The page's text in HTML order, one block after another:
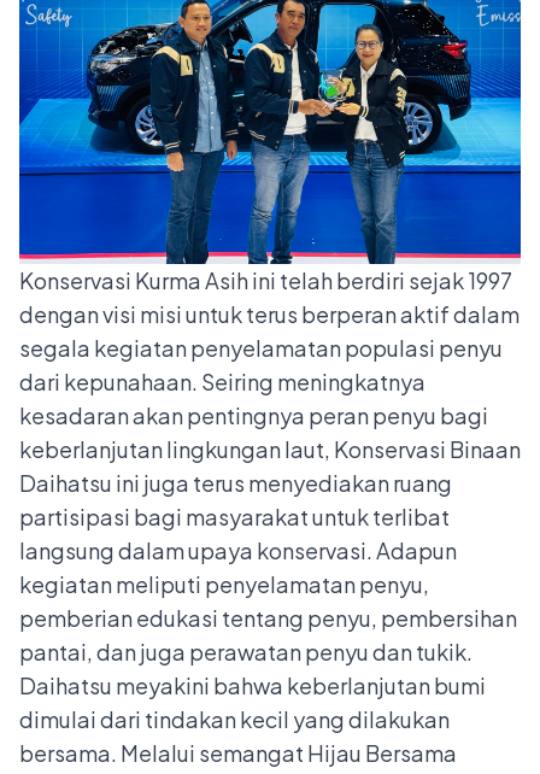
Konservasi Kurma Asih ini telah berdiri sejak 1997
dengan visi misi untuk terus berperan aktif dalam
segala kegiatan penyelamatan populasi penyu
dari kepunahaan. Seiring meningkatnya
kesadaran akan pentingnya peran penyu bagi
keberlanjutan lingkungan laut, Konservasi Binaan
Daihatsu ini juga terus menyediakan ruang
partisipasi bagi masyarakat untuk terlibat
langsung dalam upaya konservasi. Adapun
kegiatan meliputi penyelamatan penyu,
pemberian edukasi tentang penyu, pembersihan
pantai, dan juga perawatan penyu dan tukik.
Daihatsu meyakini bahwa keberlanjutan bumi
dimulai dari tindakan kecil yang dilakukan
bersama. Melalui semangat Hijau Bersama